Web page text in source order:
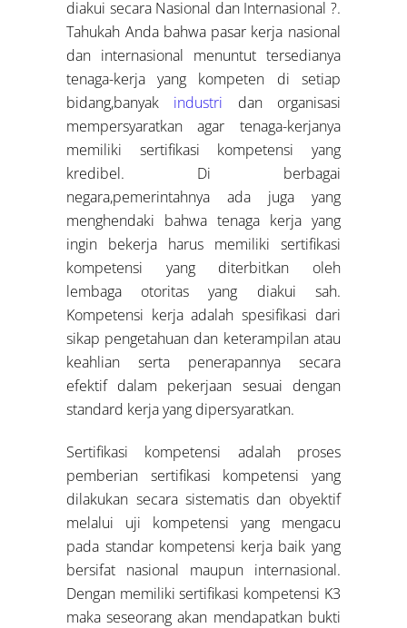
diakui secara Nasional dan Internasional ?.
Tahukah Anda bahwa pasar kerja nasional
dan internasional menuntut tersedianya
tenaga-kerja yang kompeten di setiap
bidang,banyak industri dan organisasi
mempersyaratkan agar tenaga-kerjanya
memiliki sertifikasi kompetensi yang
kredibel. Di berbagai
negara,pemerintahnya ada juga yang
menghendaki bahwa tenaga kerja yang
ingin bekerja harus memiliki sertifikasi
kompetensi yang diterbitkan oleh
lembaga otoritas yang diakui sah.
Kompetensi kerja adalah spesifikasi dari
sikap pengetahuan dan keterampilan atau
keahlian serta penerapannya secara
efektif dalam pekerjaan sesuai dengan
standard kerja yang dipersyaratkan.
Sertifikasi kompetensi adalah proses
pemberian sertifikasi kompetensi yang
dilakukan secara sistematis dan obyektif
melalui uji kompetensi yang mengacu
pada standar kompetensi kerja baik yang
bersifat nasional maupun internasional.
Dengan memiliki sertifikasi kompetensi K3
maka seseorang akan mendapatkan bukti